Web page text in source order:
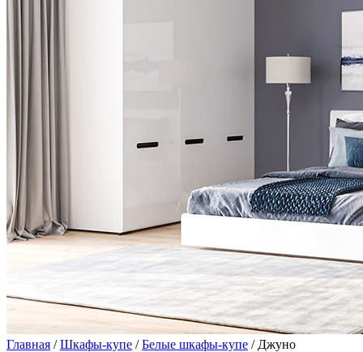
Главная /Шкафы-купе /Белые шкафы-купе / Джуно